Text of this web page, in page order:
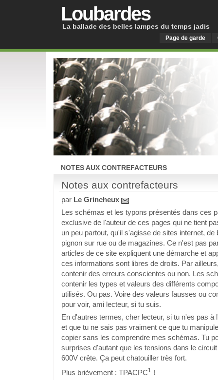
Loubardes
La ballade des belles lampes du temps jadis
Page de garde
NOTES AUX CONTREFACTEURS
Notes aux contrefacteurs
par Le Grincheux
Les schémas et les typons présentés dans ces
exclusive de l'auteur de ces pages qui ne tient
un peu partout, qu'il s'agisse de sites internet, de
pignon sur rue ou de magazines. Ce n'est pas
articles de ce site expliquent une démarche et
ces informations sont libres de droits. Par
contenir des erreurs conscientes ou non. Les
contenir les types et valeurs des différents
utilisés. Ou pas. Voire des valeurs fausses ou
pour voir, ami lecteur, si tu suis.
En d'autres termes, cher lecteur, si tu n'es pas à
et que tu ne sais pas vraiment ce que tu
copier sans les comprendre mes schémas. Tu
surprises d'autant que les tensions dans le
600V crête. Ça peut chatouiller très fort.
Plus brièvement : TPACPC1 !